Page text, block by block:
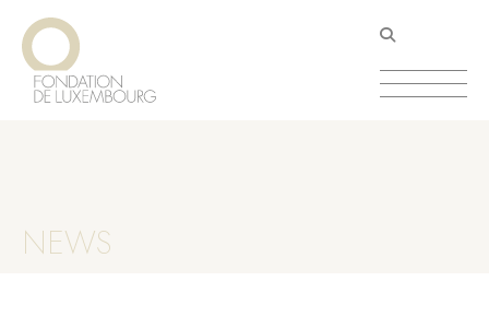
Aller
contenu
principal
NEWS
Panneau de gestion des cookies